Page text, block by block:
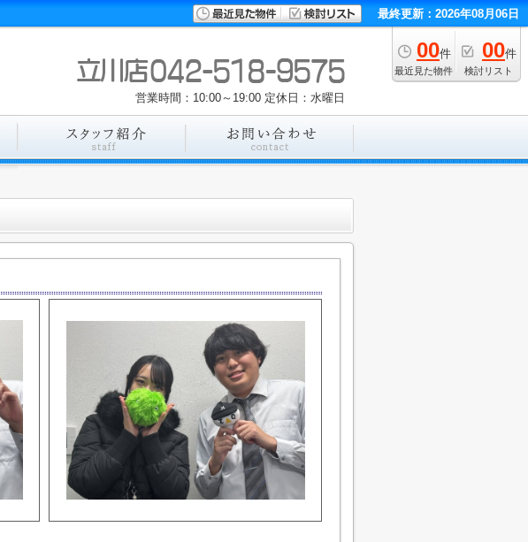
最終更新：2026年08月06日
00件
最近見た物件
00件
検討リスト
営業時間：10:00～19:00 定休日：水曜日